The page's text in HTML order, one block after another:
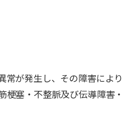
常が発生し、その障害により
塞・不整脈及び伝導障害・